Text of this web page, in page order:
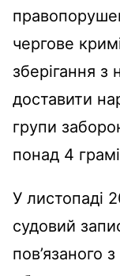
чергове
зберігання з
доставити
групи
понад 4
У листопаді
судовий
пов’язаного